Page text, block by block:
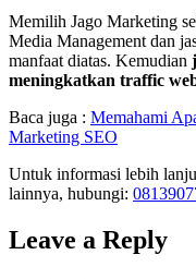
Memilih Jago Marketing
Media Management dan
manfaat diatas. Kemudian
meningkatkan traffic
Baca juga : Memahami
Marketing SEO
Untuk informasi lebih
lainnya, hubungi:
Leave a Reply